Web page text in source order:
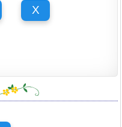
X